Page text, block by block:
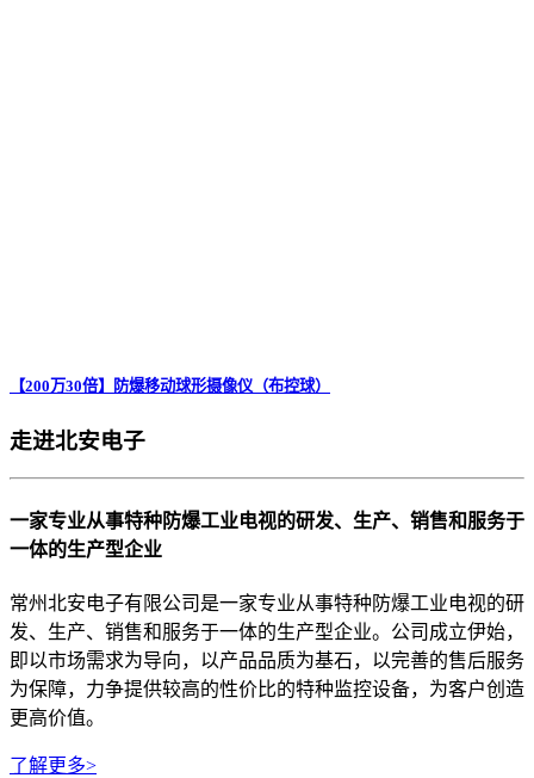
【200万30倍】防爆移动球形摄像仪（布控球）
走进北安电子
一家专业从事特种防爆工业电视的研发、生产、销售和服务于
一体的生产型企业
常州北安电子有限公司是一家专业从事特种防爆工业电视的研
发、生产、销售和服务于一体的生产型企业。公司成立伊始，
即以市场需求为导向，以产品品质为基石，以完善的售后服务
为保障，力争提供较高的性价比的特种监控设备，为客户创造
更高价值。
了解更多>